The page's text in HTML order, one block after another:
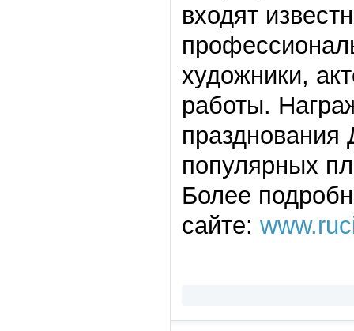
входят
художники,
работы.
празднования
популярных
Более
сайте: